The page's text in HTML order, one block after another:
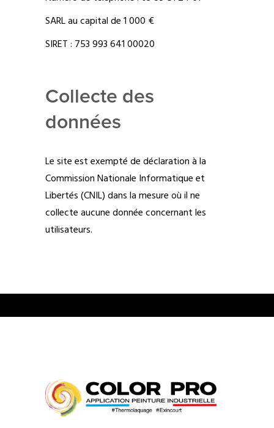
SARL au capital de 1 000 €
SIRET : 753 993 641 00020
Collecte des
données
Le site est exempté de déclaration à la
Commission Nationale Informatique et
Libertés (CNIL) dans la mesure où il ne
collecte aucune donnée concernant les
utilisateurs.